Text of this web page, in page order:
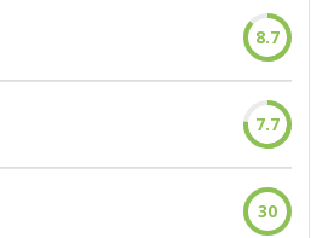
8.7
7.7
30